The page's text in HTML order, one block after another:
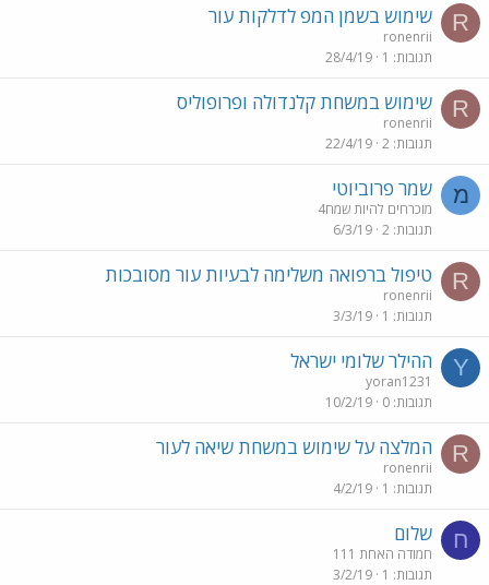
R שימוש בשמן המפ לדלקות עור
ronenrii
תגובות 1
28/4/19
R שימוש במשחת קלנדולה ופרופוליס
ronenrii
תגובות 2
22/4/19
מ שמר פרוביוטי
מוכרחים להיות שמח4
תגובות 2
6/3/19
R טיפול ברפואה משלימה לבעיות עור מסובכות
ronenrii
תגובות 1
3/3/19
Y ההילר שלומי ישראל
yoran1231
תגובות 0
10/2/19
R המלצה על שימוש במשחת שיאה לעור
ronenrii
תגובות 1
4/2/19
ח שלום
חמודה האחת 111
תגובות 1
3/2/19